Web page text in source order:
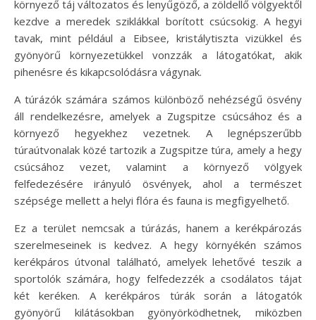
környező táj változatos és lenyűgöző, a zöldellő völgyektől
kezdve a meredek sziklákkal borított csúcsokig. A hegyi
tavak, mint például a Eibsee, kristálytiszta vizükkel és
gyönyörű környezetükkel vonzzák a látogatókat, akik
pihenésre és kikapcsolódásra vágynak.
A túrázók számára számos különböző nehézségű ösvény
áll rendelkezésre, amelyek a Zugspitze csúcsához és a
környező hegyekhez vezetnek. A legnépszerűbb
túraútvonalak közé tartozik a Zugspitze túra, amely a hegy
csúcsához vezet, valamint a környező völgyek
felfedezésére irányuló ösvények, ahol a természet
szépsége mellett a helyi flóra és fauna is megfigyelhető.
Ez a terület nemcsak a túrázás, hanem a kerékpározás
szerelmeseinek is kedvez. A hegy környékén számos
kerékpáros útvonal található, amelyek lehetővé teszik a
sportolók számára, hogy felfedezzék a csodálatos tájat
két keréken. A kerékpáros túrák során a látogatók
gyönyörű kilátásokban gyönyörködhetnek, miközben